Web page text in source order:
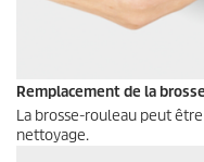
Remplacement de la
La brosse-rouleau peut
nettoyage.